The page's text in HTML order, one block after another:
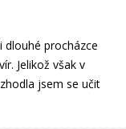
procházce
Jelikož však v
jsem se učit